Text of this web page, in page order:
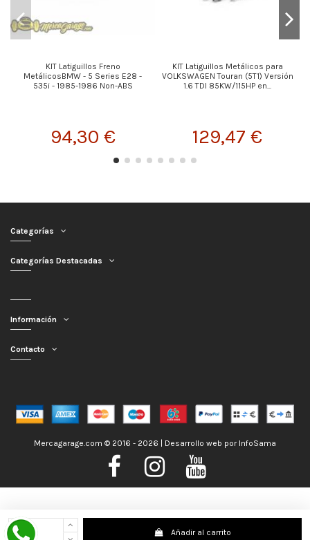
Nos encontramos de Vacaciones, no obstante los pedidos hechos se
despacharán con normalidad; usted puede hacer su pedido y le será enviado en
Añadir al carrito
KIT Latiguillos Freno
MetálicosBMW - 5 Series E28 -
535i - 1985-1986 Non-ABS
94,30 €
KIT Latiguillos Metálicos para
VOLKSWAGEN Touran (5T1) Versión
1.6 TDI 85KW/115HP en...
129,47 €
Categorías
Categorías Destacadas
Información
Contacto
Mercagarage.com © 2016 - 2026 | Desarrollo web por InfoSama